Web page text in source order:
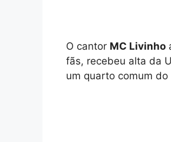
O cantor MC Livinho
fãs, recebeu alta da
um quarto comum